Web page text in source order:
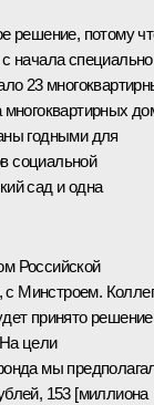
решение, потому
начала
23
годными для
социальной
сад и одна
Российской
Минстроем.
принято решение
цели
мы
153 [миллиона